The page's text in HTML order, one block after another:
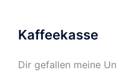
Kaffeekasse
Dir gefallen meine